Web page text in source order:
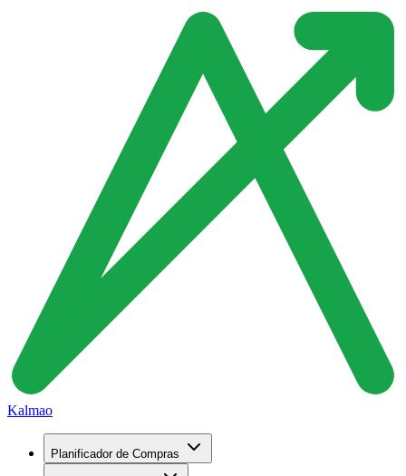
Kalmao
Planificador de Compras